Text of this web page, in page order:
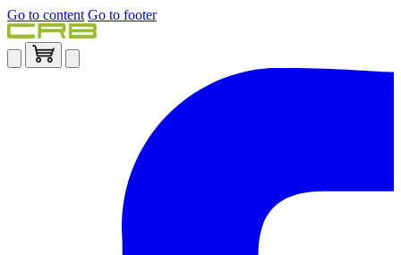
Go to content Go to footer